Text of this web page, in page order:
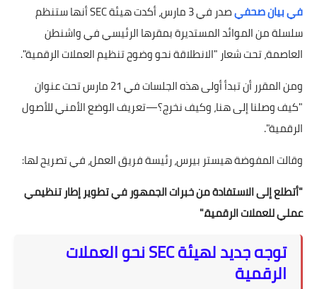
في بيان صحفي
صدر في 3 مارس، أكدت هيئة SEC أنها ستنظم
سلسلة من الموائد المستديرة بمقرها الرئيسي في واشنطن
العاصمة، تحت شعار "الانطلاقة نحو وضوح تنظيم العملات الرقمية".
ومن المقرر أن تبدأ أولى هذه الجلسات في 21 مارس تحت عنوان
"كيف وصلنا إلى هنا، وكيف نخرج؟—تعريف الوضع الأمني للأصول
الرقمية".
وقالت المفوضة هيستر بيرس، رئيسة فريق العمل، في تصريح لها:
"أتطلع إلى الاستفادة من خبرات الجمهور في تطوير إطار تنظيمي
عملي للعملات الرقمية."
توجه جديد لهيئة SEC نحو العملات
الرقمية